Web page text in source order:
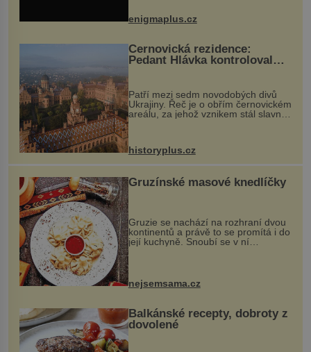
...
enigmaplus.cz
Černovická rezidence:
Pedant Hlávka kontroloval
Patří mezi sedm novodobých divů
Ukrajiny. Řeč je o obřím černovickém
areálu, za jehož vznikem stál slavný
český architekt Josef Hlávka. Ten si
na něm dal mimořádně záležet. Jeho
historyplus.cz
Gruzínské masové knedlíčky
Gruzie se nachází na rozhraní dvou
kontinentů a právě to se promítá i do
její kuchyně. Snoubí se v ní
evropské a asijské chutě a díky tomu
pokrmy, které rozhodně st...
nejsemsama.cz
Balkánské recepty, dobroty z
dovolené